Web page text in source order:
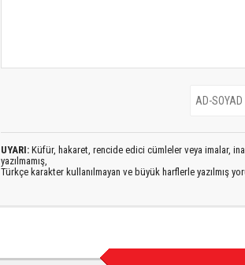
UYARI: Küfür, hakaret, rencide edici cümleler veya imalar,
yazılmamış,
Türkçe karakter kullanılmayan ve büyük harflerle yazılmış